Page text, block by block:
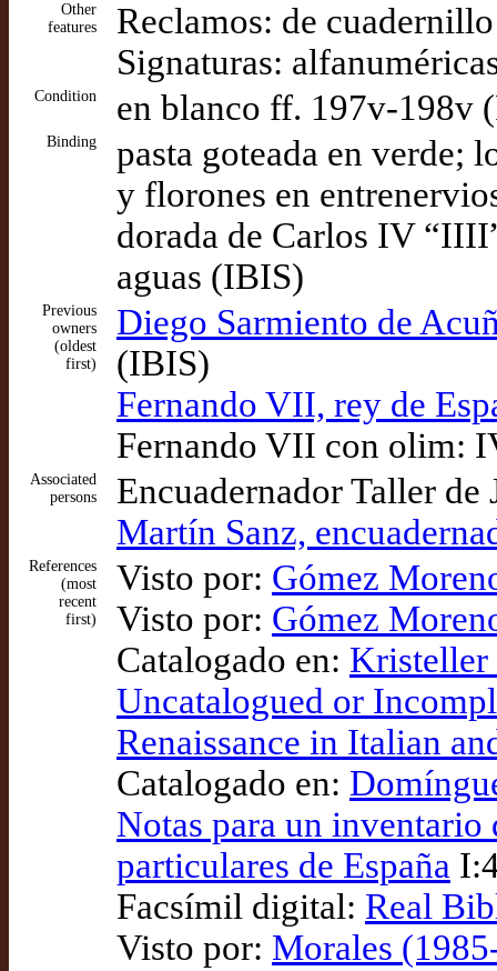
Other
features
Reclamos: de
Signaturas:
Condition en blanco ff. 197v-198v
Binding
pasta goteada en verde;
y florones en
dorada de Carlos IV
aguas (IBIS)
Previous
owners
(oldest
first)
Diego Sarmiento de
(IBIS)
Fernando VII, rey de
Fernando VII con olim:
Associated
persons
Encuadernador Taller
Martín Sanz,
References
(most
recent
first)
Visto por: Gómez
Visto por: Gómez
Catalogado en: Kristeller
Uncatalogued or
Renaissance in Italian
Catalogado en:
Notas para un inventario
particulares de España
Facsímil digital: Real
Visto por: Morales